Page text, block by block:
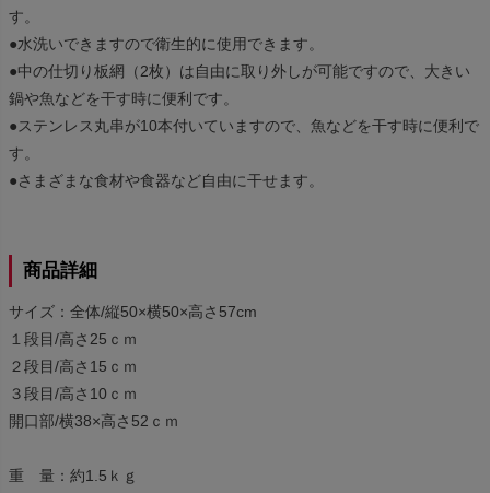
す。
●水洗いできますので衛生的に使用できます。
●中の仕切り板網（2枚）は自由に取り外しが可能ですので、大きい
鍋や魚などを干す時に便利です。
●ステンレス丸串が10本付いていますので、魚などを干す時に便利で
す。
●さまざまな食材や食器など自由に干せます。
商品詳細
サイズ：全体/縦50×横50×高さ57cm
１段目/高さ25ｃｍ
２段目/高さ15ｃｍ
３段目/高さ10ｃｍ
開口部/横38×高さ52ｃｍ
重 量：約1.5ｋｇ